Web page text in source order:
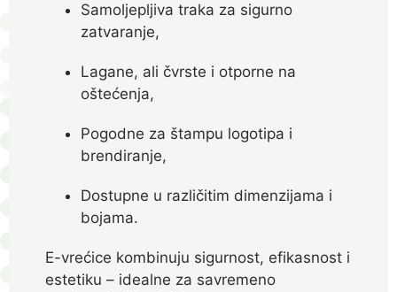
Samoljepljiva traka za sigurno
zatvaranje,
Lagane, ali čvrste i otporne na
oštećenja,
Pogodne za štampu logotipa i
brendiranje,
Dostupne u različitim dimenzijama i
bojama.
E-vrećice kombinuju sigurnost, efikasnost i
estetiku – idealne za savremeno